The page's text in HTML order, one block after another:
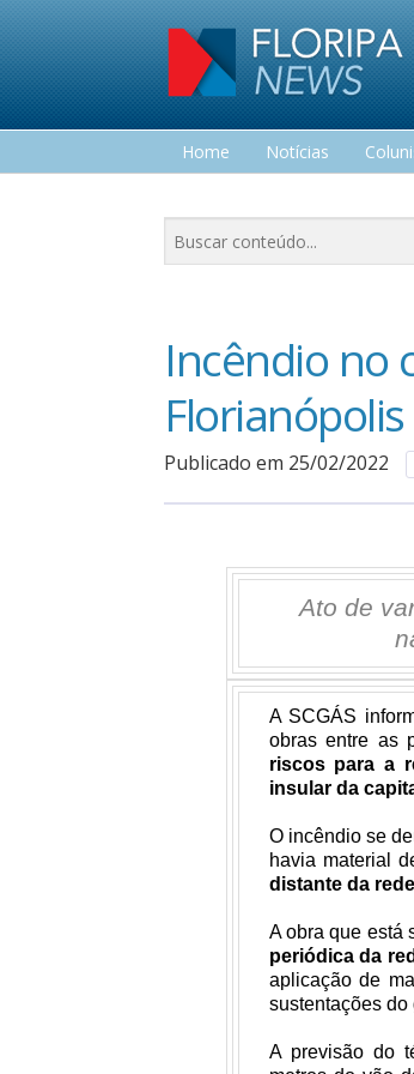
Home Notícias
Incêndio no
Florianópolis
Publicado em 25/02/2022
Ato de
A SCGÁS
obras entre as
riscos para a
insular da
O incêndio se
havia material
distante da
A obra que está
periódica da
aplicação de
sustentações do
A previsão do